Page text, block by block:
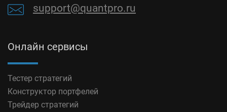
support@quantpro.ru
Онлайн сервисы
Тестер стратегий
Конструктор портфелей
Трейдер стратегий